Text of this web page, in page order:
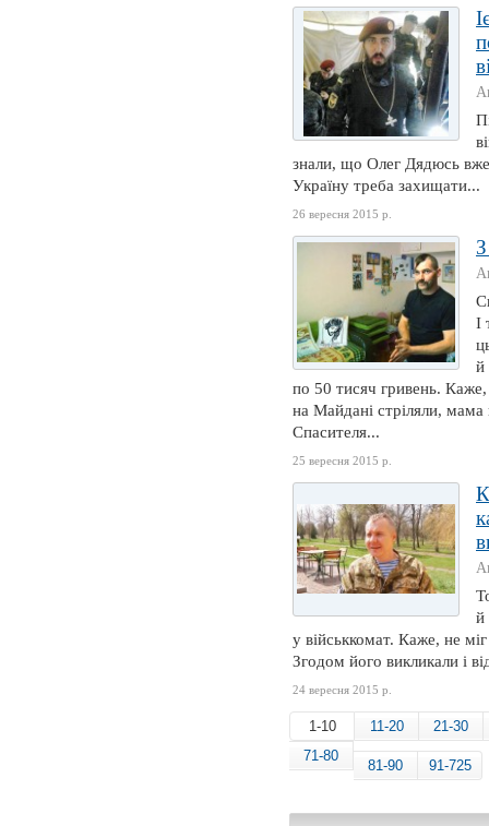
знали, що Олег Дядюсь
Україну треба захищати...
26 вересня 2015 р.
І
й
по 50 тисяч гривень.
на Майдані стріляли,
Спасителя...
25 вересня 2015 р.
й
у військкомат. Каже, не
Згодом його викликали і
24 вересня 2015 р.
1-10 11-20
21-30
71-80
81-90 91-725